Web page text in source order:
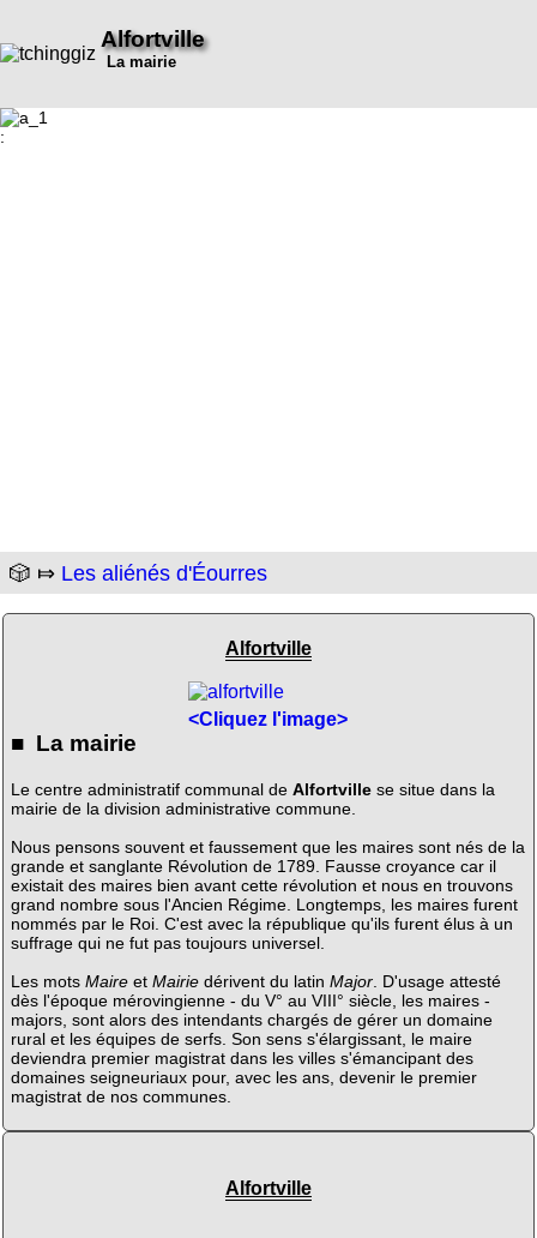
Alfortville
La mairie
:
🎲 ⤇ Les aliénés d'Éourres
Alfortville
<Cliquez l'image>
■ La mairie
Le centre administratif communal de Alfortvillese situe dans la
mairie de la division administrative commune.
Nous pensons souvent et faussement que les maires sont nés de la
grande et sanglante Révolution de 1789. Fausse croyance car il
existait des maires bien avant cette révolution et nous en trouvons
grand nombre sous l'Ancien Régime. Longtemps, les maires furent
nommés par le Roi. C'est avec la république qu'ils furent élus à un
suffrage qui ne fut pas toujours universel.
Les mots Maireet Mairiedérivent du latin Major. D'usage attesté
dès l'époque mérovingienne - du V° au VIII° siècle, les maires -
majors, sont alors des intendants chargés de gérer un domaine
rural et les équipes de serfs. Son sens s'élargissant, le maire
deviendra premier magistrat dans les villes s'émancipant des
domaines seigneuriaux pour, avec les ans, devenir le premier
magistrat de nos communes.
Alfortville